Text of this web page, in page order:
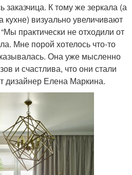
заказчица. К тому же зеркала (а
кухне) визуально увеличивают
практически не отходили от
Мне порой хотелось что-то
Она уже мысленно
и счастлива, что они стали
дизайнер Елена Маркина.